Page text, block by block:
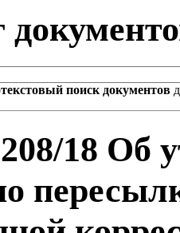
поиск документов
18 Об